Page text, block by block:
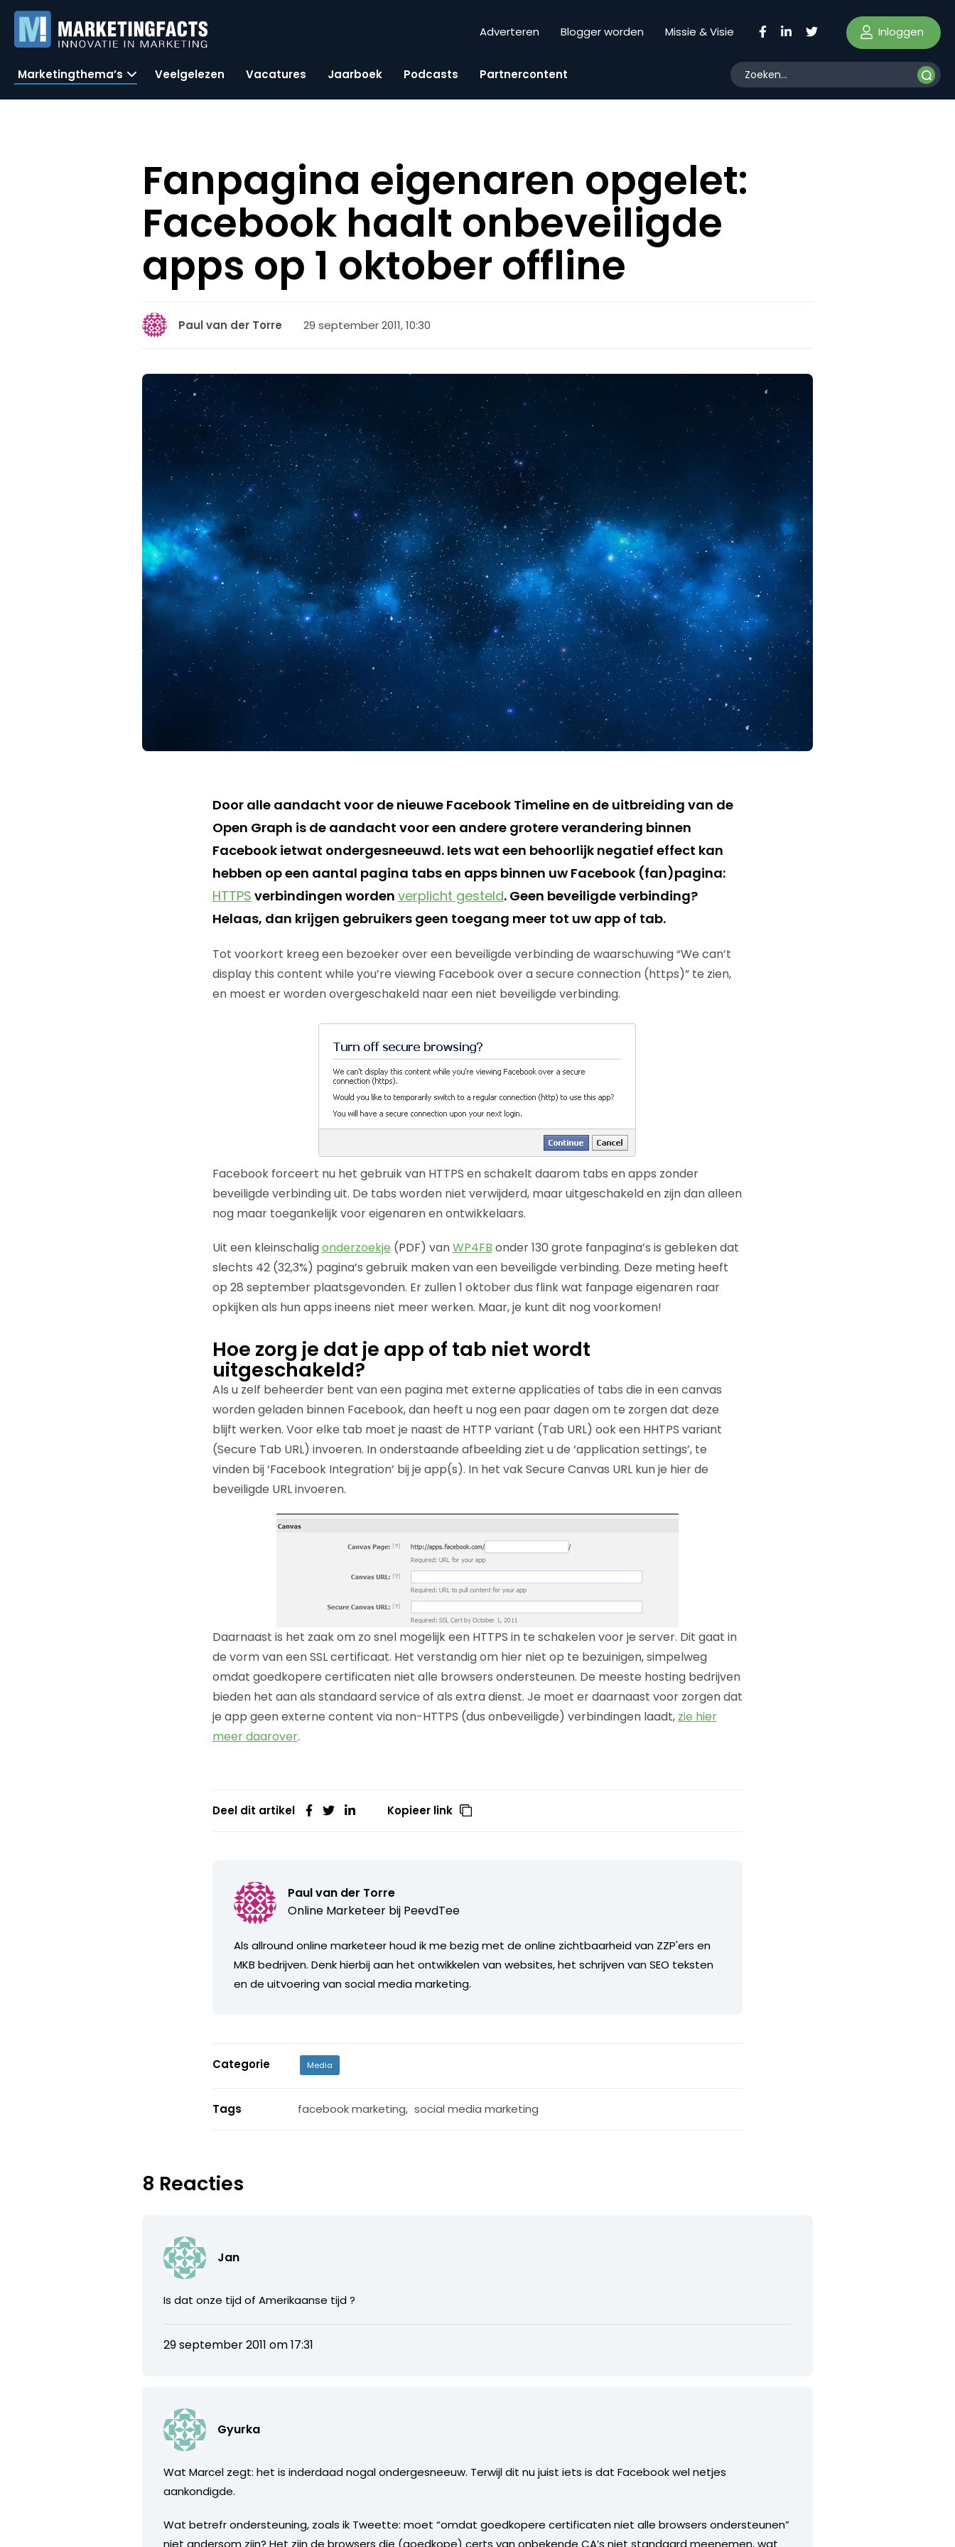
Adverteren Blogger worden Missie & Visie Inloggen
Marketingthema’s Veelgelezen Vacatures Jaarboek Podcasts Partnercontent
Fanpagina eigenaren opgelet:
Facebook haalt onbeveiligde
apps op 1 oktober offline
Paul van der Torre 29 september 2011, 10:30
Door alle aandacht voor de nieuwe Facebook Timeline en de uitbreiding van de
Open Graph is de aandacht voor een andere grotere verandering binnen
Facebook ietwat ondergesneeuwd. Iets wat een behoorlijk negatief effect kan
hebben op een aantal pagina tabs en apps binnen uw Facebook (fan)pagina:
HTTPS verbindingen worden verplicht gesteld. Geen beveiligde verbinding?
Helaas, dan krijgen gebruikers geen toegang meer tot uw app of tab.
Tot voorkort kreeg een bezoeker over een beveiligde verbinding de waarschuwing “We can’t
display this content while you’re viewing Facebook over a secure connection (https)” te zien,
en moest er worden overgeschakeld naar een niet beveiligde verbinding.
Facebook forceert nu het gebruik van HTTPS en schakelt daarom tabs en apps zonder
beveiligde verbinding uit. De tabs worden niet verwijderd, maar uitgeschakeld en zijn dan alleen
nog maar toegankelijk voor eigenaren en ontwikkelaars.
Uit een kleinschaligonderzoekje (PDF) vanWP4FB onder 130 grote fanpagina’s is gebleken dat
slechts 42 (32,3%) pagina’s gebruik maken van een beveiligde verbinding. Deze meting heeft
op 28 september plaatsgevonden. Er zullen 1 oktober dus flink wat fanpage eigenaren raar
opkijken als hun apps ineens niet meer werken. Maar, je kunt dit nog voorkomen!
Hoe zorg je dat je app of tab niet wordt
uitgeschakeld?
Als u zelf beheerder bent van een pagina met externe applicaties of tabs die in een canvas
worden geladen binnen Facebook, dan heeft u nog een paar dagen om te zorgen dat deze
blijft werken. Voor elke tab moet je naast de HTTP variant (Tab URL) ook een HHTPS variant
(Secure Tab URL) invoeren. In onderstaande afbeelding ziet u de ‘application settings’, te
vinden bij ‘Facebook Integration’ bij je app(s). In het vak Secure Canvas URL kun je hier de
beveiligde URL invoeren.
Daarnaast is het zaak om zo snel mogelijk een HTTPS in te schakelen voor je server. Dit gaat in
de vorm van een SSL certificaat. Het verstandig om hier niet op te bezuinigen, simpelweg
omdat goedkopere certificaten niet alle browsers ondersteunen. De meeste hosting bedrijven
bieden het aan als standaard service of als extra dienst. Je moet er daarnaast voor zorgen dat
je app geen externe content via non-HTTPS (dus onbeveiligde) verbindingen laadt, zie hier
meer daarover.
Deel dit artikel Kopieer link
Paul van der Torre
Online Marketeer bij PeevdTee
Als allround online marketeer houd ik me bezig met de online zichtbaarheid van ZZP'ers en
MKB bedrijven. Denk hierbij aan het ontwikkelen van websites, het schrijven van SEO teksten
en de uitvoering van social media marketing.
Categorie Media
Tags facebook marketing, social media marketing
8 Reacties
Jan
Is dat onze tijd of Amerikaanse tijd ?
29 september 2011 om 17:31
Gyurka
Wat Marcel zegt: het is inderdaad nogal ondergesneeuw. Terwijl dit nu juist iets is dat Facebook wel netjes
aankondigde.
Wat betrefr ondersteuning, zoals ik Tweette: moet “omdat goedkopere certificaten niet alle browsers ondersteunen”
niet andersom zijn? Het zijn de browsers die (goedkope) certs van onbekende CA’s niet standaard meenemen, wat